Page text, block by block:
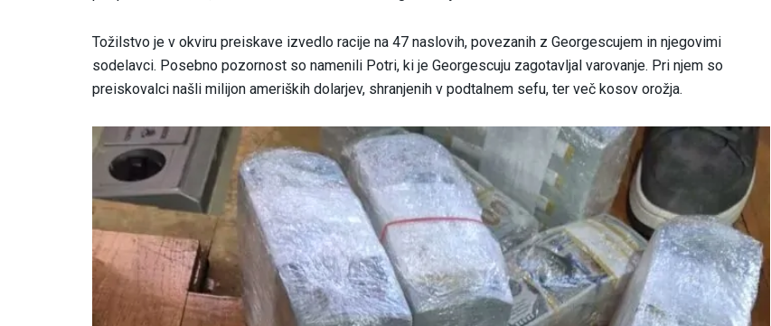
Tožilstvo je v okviru preiskave izvedlo racije na 47 naslovih, povezanih z Georgescujem in njegovimi
sodelavci. Posebno pozornost so namenili Potri, ki je Georgescuju zagotavljal varovanje. Pri njem so
preiskovalci našli milijon ameriških dolarjev, shranjenih v podtalnem sefu, ter več kosov orožja.